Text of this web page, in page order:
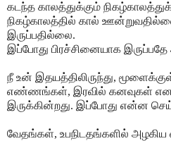
கடந்த காலத்துக்கும்
நிகழ்காலத்தில் கால்
இருப்பதில்லை.
இப்போது பிரச்சினையாக
நீ உன் இதயத்திலிருந்து, மூளைக்குள்
எண்ணங்கள், இரவில் கனவுகள் என
இருக்கின்றது. இப்போது என்ன
வேதங்கள், உபநிடதங்களில்